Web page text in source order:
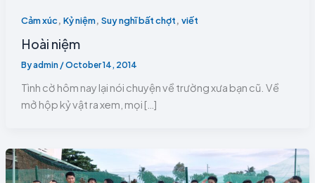
Cảm xúc, Kỷ niệm, Suy nghĩ bất chợt, viết
Hoài niệm
Byadmin /October 14, 2014
Tình cờ hôm nay lại nói chuyện về trường xưa bạn cũ. Về
mở hộp kỷ vật ra xem, mọi […]